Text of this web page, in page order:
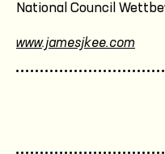
National Council
www.jamesjkee.com